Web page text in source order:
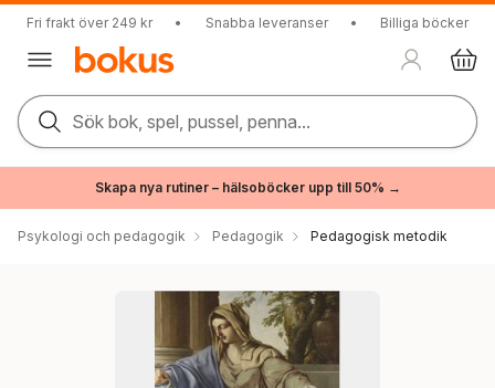
Fri frakt över 249 kr • Snabba leveranser • Billiga böcker
Sök bok, spel, pussel, penna...
Skapa nya rutiner – hälsoböcker upp till 50% →
Psykologi och pedagogik Pedagogik Pedagogisk metodik